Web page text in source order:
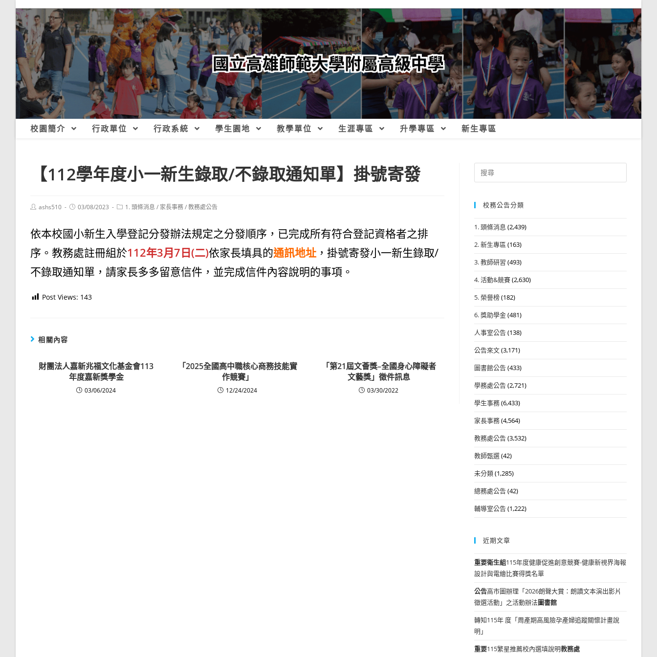
校園簡介 行政單位 行政系統 學生園地 教學單位 生涯專區 升學專區 新生專區
【112學年度小一新生錄取/不錄取通知單】掛號寄發
Postashs510
Post03/08/2023
Post1. 頭條消息 / 家長事務/教務處公告
依本校國小新生入學登記分發辦法規定之分發順序，已完成所有符合登記資格者之排
序。教務處註冊組於112年3月7日(二)依家長填具的通訊地址 ，掛號寄發小一新生錄取/
不錄取通知單，請家長多多留意信件，並完成信件內容說明的事項。
Post Views: 143
相關內容
財團法人嘉新兆福文化基金會113
年度嘉新獎學金
03/06/2024
「2025全國高中職核心商務技能實
作競賽」
12/24/2024
「第21屆文薈獎–全國身心障礙者
文藝獎」徵件訊息
03/30/2022
Search
for:
校務公告分類
1. 頭條消息 (2,439)
2. 新生專區 (163)
3. 教師研習 (493)
4. 活動&競賽(2,630)
5. 榮譽榜(182)
6. 獎助學金(481)
人事室公告(138)
公告來文(3,171)
圖書館公告(433)
學務處公告(2,721)
學生事務(6,433)
家長事務(4,564)
教務處公告(3,532)
教師甄選(42)
未分類(1,285)
總務處公告(42)
輔導室公告(1,222)
近期文章
重要衛生組115年度健康促進創意競賽-健康新視界海報
設計與電繪比賽得獎名單
公告高市圖辦理「2026朗聲大賞：朗讀文本演出影片
徵選活動」之活動辦法圖書館
轉知115年 度「周產期高風險孕產婦追蹤關懷計畫說
明」
重要115繁星推薦校內選填說明教務處